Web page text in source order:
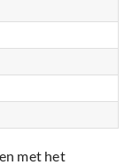
met het